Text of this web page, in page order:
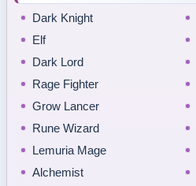
Dark Knight
Elf
Dark Lord
Rage Fighter
Grow Lancer
Rune Wizard
Lemuria Mage
Alchemist